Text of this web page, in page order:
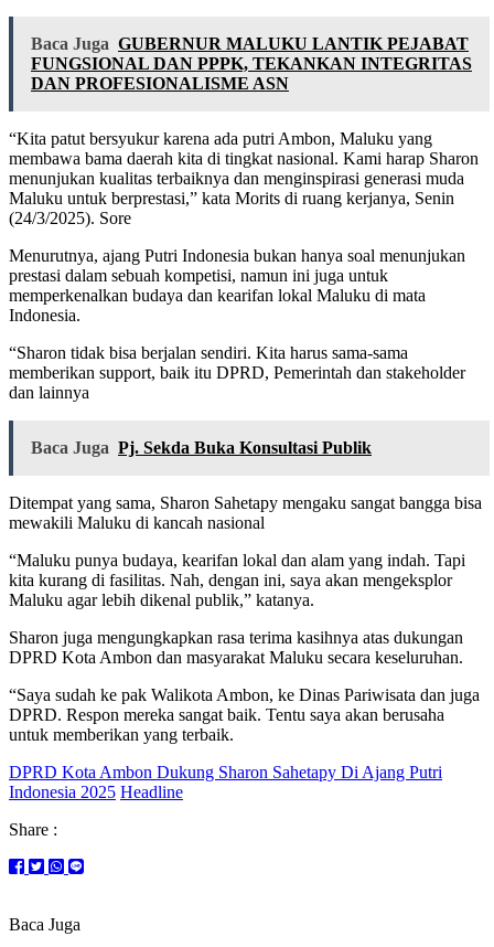
Baca Juga GUBERNUR MALUKU LANTIK PEJABAT
FUNGSIONAL DAN PPPK, TEKANKAN INTEGRITAS
DAN PROFESIONALISME ASN
“Kita patut bersyukur karena ada putri Ambon, Maluku yang
membawa bama daerah kita di tingkat nasional. Kami harap Sharon
menunjukan kualitas terbaiknya dan menginspirasi generasi muda
Maluku untuk berprestasi,” kata Morits di ruang kerjanya, Senin
(24/3/2025). Sore
Menurutnya, ajang Putri Indonesia bukan hanya soal menunjukan
prestasi dalam sebuah kompetisi, namun ini juga untuk
memperkenalkan budaya dan kearifan lokal Maluku di mata
Indonesia.
“Sharon tidak bisa berjalan sendiri. Kita harus sama-sama
memberikan support, baik itu DPRD, Pemerintah dan stakeholder
dan lainnya
Baca Juga Pj. Sekda Buka Konsultasi Publik
Ditempat yang sama, Sharon Sahetapy mengaku sangat bangga bisa
mewakili Maluku di kancah nasional
“Maluku punya budaya, kearifan lokal dan alam yang indah. Tapi
kita kurang di fasilitas. Nah, dengan ini, saya akan mengeksplor
Maluku agar lebih dikenal publik,” katanya.
Sharon juga mengungkapkan rasa terima kasihnya atas dukungan
DPRD Kota Ambon dan masyarakat Maluku secara keseluruhan.
“Saya sudah ke pak Walikota Ambon, ke Dinas Pariwisata dan juga
DPRD. Respon mereka sangat baik. Tentu saya akan berusaha
untuk memberikan yang terbaik.
DPRD Kota Ambon Dukung Sharon Sahetapy Di Ajang Putri
Indonesia 2025 Headline
Share :
Baca Juga